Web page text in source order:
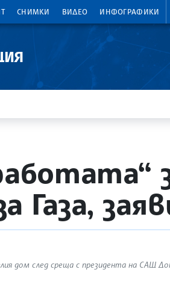
СНИМКИ ВИДЕО ИНФОГРАФИКИ
Газа,
дом след среща с президента на САЩ